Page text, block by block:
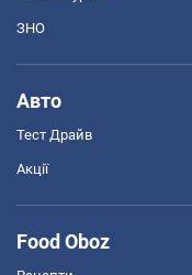
ЗНО
Авто
Тест Драйв
Акції
Food Oboz